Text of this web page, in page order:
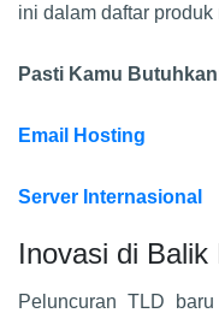
ini dalam daftar produk
Pasti Kamu
Email Hosting
Server Internasional
Inovasi di
Peluncuran TLD